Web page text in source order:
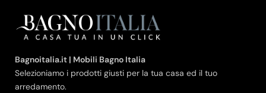
Bagnoitalia.it | Mobili Bagno Italia
Selezioniamo i prodotti giusti per la tua casa ed il tuo
arredamento.